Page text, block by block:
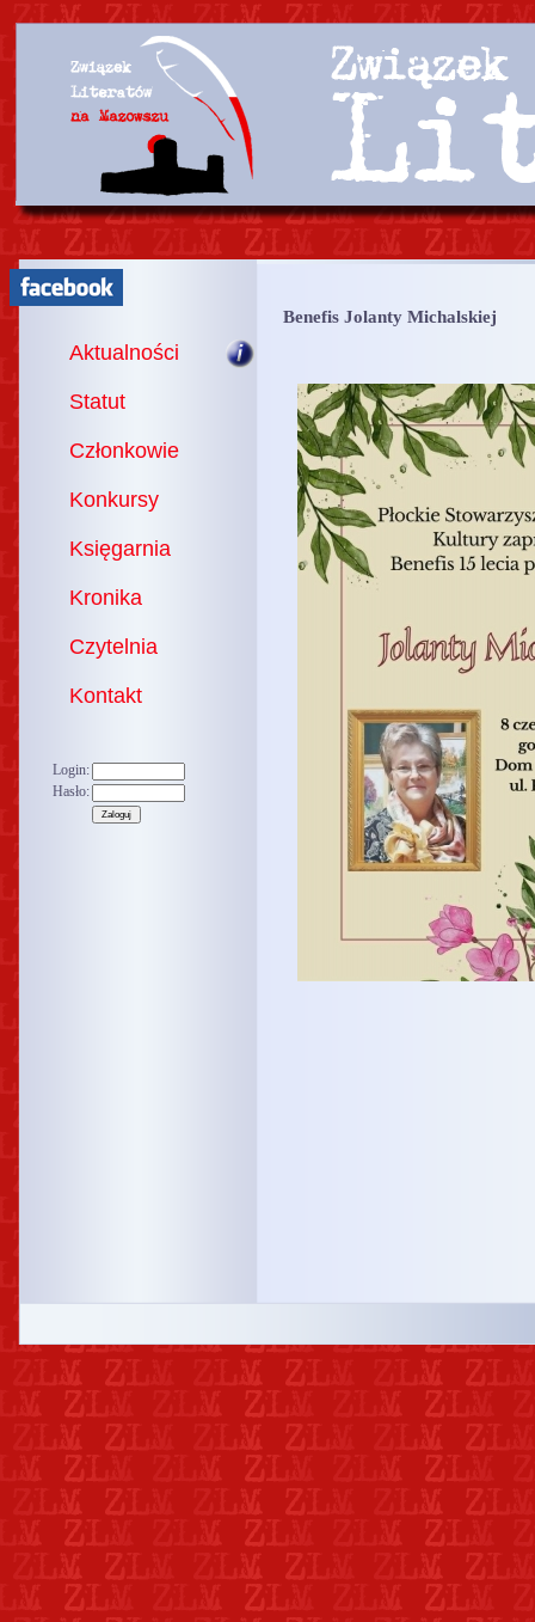
Aktualności
Statut
Członkowie
Konkursy
Księgarnia
Kronika
Czytelnia
Kontakt
Login:
Hasło:
Benefis Jolanty Michalskiej